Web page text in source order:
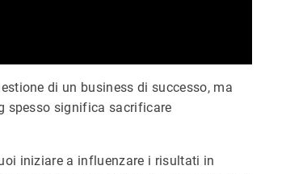
di un business di successo, ma
spesso significa sacrificare
iniziare a influenzare i risultati in